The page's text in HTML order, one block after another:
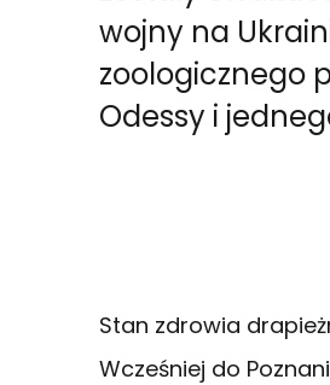
wojny na
zoologicznego
Odessy i
Stan zdrowia
Wcześniej do